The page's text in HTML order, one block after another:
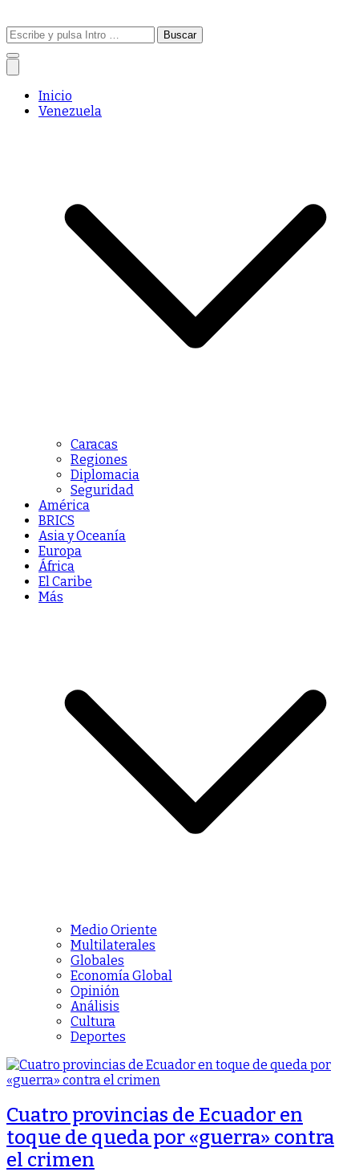
Buscar:
Inicio
Venezuela
Caracas
Regiones
Diplomacia
Seguridad
América
BRICS
Asia y Oceanía
Europa
África
El Caribe
Más
Medio Oriente
Multilaterales
Globales
Economía Global
Opinión
Análisis
Cultura
Deportes
Cuatro provincias de Ecuador en
toque de queda por «guerra» contra
el crimen